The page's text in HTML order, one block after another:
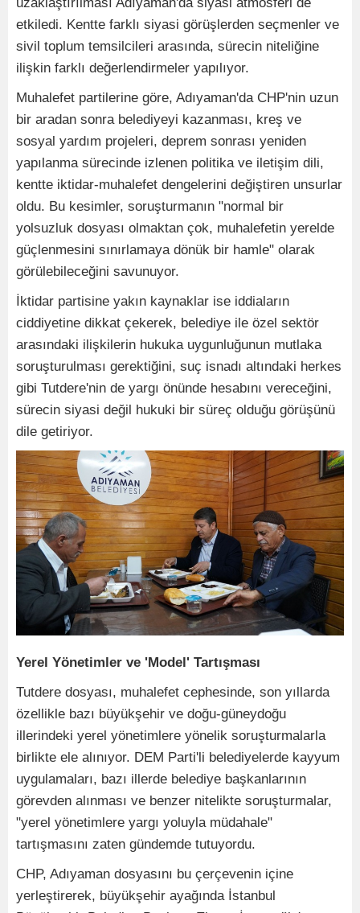
etkiledi. Kentte farklı siyasi görüşlerden seçmenler ve
sivil toplum temsilcileri arasında, sürecin niteliğine
ilişkin farklı değerlendirmeler yapılıyor.
Muhalefet partilerine göre, Adıyaman'da CHP'nin uzun
bir aradan sonra belediyeyi kazanması, kreş ve
sosyal yardım projeleri, deprem sonrası yeniden
yapılanma sürecinde izlenen politika ve iletişim dili,
kentte iktidar-muhalefet dengelerini değiştiren unsurlar
oldu. Bu kesimler, soruşturmanın "normal bir
yolsuzluk dosyası olmaktan çok, muhalefetin yerelde
güçlenmesini sınırlamaya dönük bir hamle" olarak
görülebileceğini savunuyor.
İktidar partisine yakın kaynaklar ise iddiaların
ciddiyetine dikkat çekerek, belediye ile özel sektör
arasındaki ilişkilerin hukuka uygunluğunun mutlaka
soruşturulması gerektiğini, suç isnadı altındaki herkes
gibi Tutdere'nin de yargı önünde hesabını vereceğini,
sürecin siyasi değil hukuki bir süreç olduğu görüşünü
dile getiriyor.
Yerel Yönetimler ve 'Model' Tartışması
Tutdere dosyası, muhalefet cephesinde, son yıllarda
özellikle bazı büyükşehir ve doğu-güneydoğu
illerindeki yerel yönetimlere yönelik soruşturmalarla
birlikte ele alınıyor. DEM Parti'li belediyelerde kayyum
uygulamaları, bazı illerde belediye başkanlarının
görevden alınması ve benzer nitelikte soruşturmalar,
"yerel yönetimlere yargı yoluyla müdahale"
tartışmasını zaten gündemde tutuyordu.
CHP, Adıyaman dosyasını bu çerçevenin içine
yerleştirerek, büyükşehir ayağında İstanbul